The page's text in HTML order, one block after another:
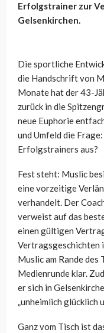
Erfolgstrainer zur
Gelsenkirchen.
Die sportliche
die Handschrift von
Monate hat der 43-
zurück in die
neue Euphorie
und Umfeld die
Erfolgstrainers aus?
Fest steht: Muslic
eine vorzeitige
verhandelt. Der
verweist auf das
einen gültigen
Vertragsgeschichten
Muslic am Rande
Medienrunde klar.
er sich in
„unheimlich glücklich
Ganz vom Tisch ist